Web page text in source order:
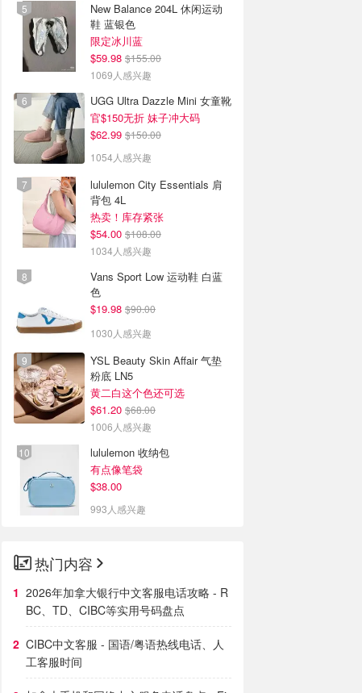
New Balance 204L 休闲运动
鞋 蓝银色
限定冰川蓝
$59.98 $155.00
1069人感兴趣
UGG Ultra Dazzle Mini 女童靴
官$150无折 妹子冲大码
$62.99 $150.00
1054人感兴趣
lululemon City Essentials 肩
背包 4L
热卖！库存紧张
$54.00 $108.00
1034人感兴趣
Vans Sport Low 运动鞋 白蓝
色
$19.98 $90.00
1030人感兴趣
YSL Beauty Skin Affair 气垫
粉底 LN5
黄二白这个色还可选
$61.20 $68.00
1006人感兴趣
lululemon 收纳包
有点像笔袋
$38.00
993人感兴趣
热门内容
2026年加拿大银行中文客服电话攻略 - R
BC、TD、CIBC等实用号码盘点
CIBC中文客服 - 国语/粤语热线电话、人
工客服时间